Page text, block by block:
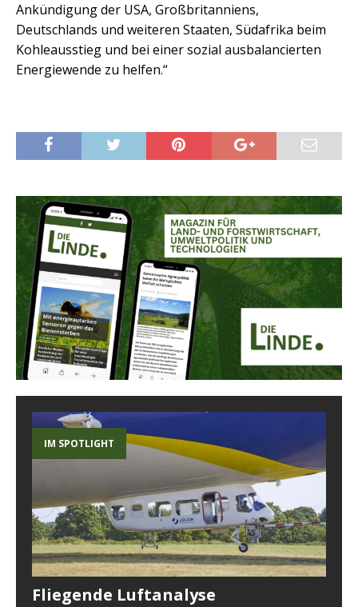
Ankündigung der USA, Großbritanniens,
Deutschlands und weiteren Staaten, Südafrika beim
Kohleausstieg und bei einer sozial ausbalancierten
Energiewende zu helfen.“
IM SPOTLIGHT
Fliegende Luftanalyse